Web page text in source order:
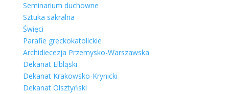
Seminarium duchowne
Sztuka sakralna
Święci
Parafie greckokatolickie
Archidiecezja Przemysko-Warszawska
Dekanat Elbląski
Dekanat Krakowsko-Krynicki
Dekanat Olsztyński